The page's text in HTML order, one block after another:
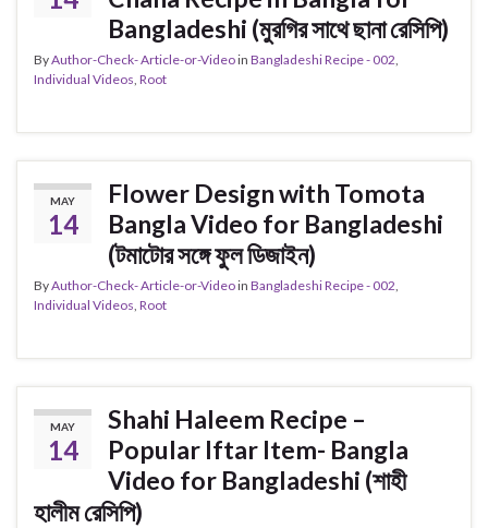
Bangladeshi (মুরগির সাথে ছানা রেসিপি)
ByAuthor-Check- Article-or-Videoin Bangladeshi Recipe - 002
Individual Videos Root
MAY
14
Flower Design with Tomota
Bangla Video for Bangladeshi
(টমাটোর সঙ্গে ফুল ডিজাইন)
ByAuthor-Check- Article-or-Videoin Bangladeshi Recipe - 002
Individual Videos Root
MAY
14
Shahi Haleem Recipe –
Popular Iftar Item- Bangla
Video for Bangladeshi (শাহী
হালীম রেসিপি)